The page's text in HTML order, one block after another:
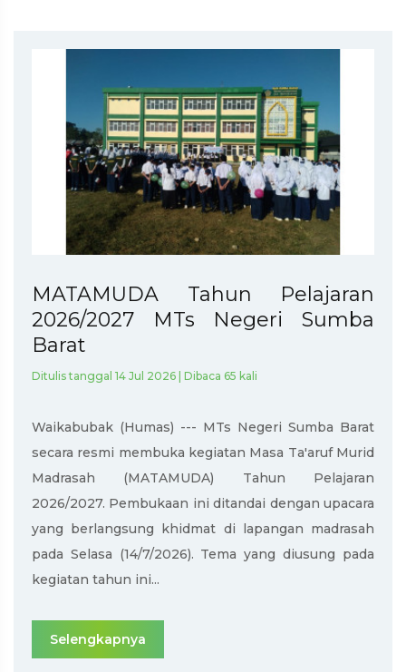
MATAMUDA Tahun Pelajaran
2026/2027 MTs Negeri Sumba
Barat
Ditulis tanggal 14 Jul 2026 | Dibaca 65 kali
Waikabubak (Humas) --- MTs Negeri Sumba Barat
secara resmi membuka kegiatan Masa Ta'aruf Murid
Madrasah (MATAMUDA) Tahun Pelajaran
2026/2027. Pembukaan ini ditandai dengan upacara
yang berlangsung khidmat di lapangan madrasah
pada Selasa (14/7/2026). Tema yang diusung pada
kegiatan tahun ini...
Selengkapnya